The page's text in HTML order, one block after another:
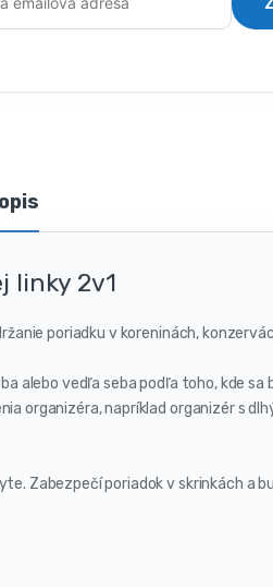
linky 2v1
poriadku v koreninách,
alebo vedľa seba podľa toho, kde sa
organizéra, napríklad organizér s
Zabezpečí poriadok v skrinkách a